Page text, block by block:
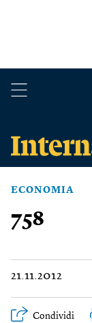
ECONOMIA
758
21.11.2012
Condividi